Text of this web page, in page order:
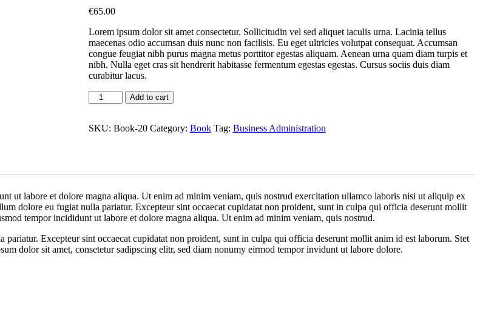
based on
rating
€65.00
Lorem ipsum dolor sit amet consectetur. Sollicitudin vel sed aliquet iaculis urna. Lacinia tellus
maecenas odio accumsan duis nunc non facilisis. Eu eget ultricies volutpat consequat. Accumsan
congue feugiat nibh purus magna metus porttitor egestas aliquam. Aenean urna quam diam turpis et
nibh. Nulla eget cras sit hendrerit habitasse fermentum egestas egestas. Cursus sociis duis diam
curabitur lacus.
Book
Demo
quantity
Add to cart
SKU: Book-20 Category: Book Tag: Business Administration
ut labore et dolore magna aliqua. Ut enim ad minim veniam, quis nostrud exercitation ullamco laboris nisi ut aliquip ex
dolore eu fugiat nulla pariatur. Excepteur sint occaecat cupidatat non proident, sunt in culpa qui officia deserunt mollit
tempor incididunt ut labore et dolore magna aliqua. Ut enim ad minim veniam, quis nostrud.
Excepteur sint occaecat cupidatat non proident, sunt in culpa qui officia deserunt mollit anim id est laborum. Stet
dolor sit amet, consetetur sadipscing elitr, sed diam nonumy eirmod tempor invidunt ut labore dolore.